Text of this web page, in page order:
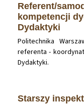
Referent/
kompetencji
Dydaktyki
Politechnika
referenta -
Dydaktyki.
Starszy